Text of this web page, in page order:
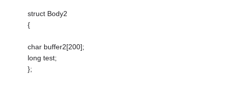
struct Body2
{
char buffer2[200];
long test;
};